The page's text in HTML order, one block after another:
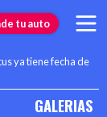
tu auto
ya tiene fecha de
GALERIAS